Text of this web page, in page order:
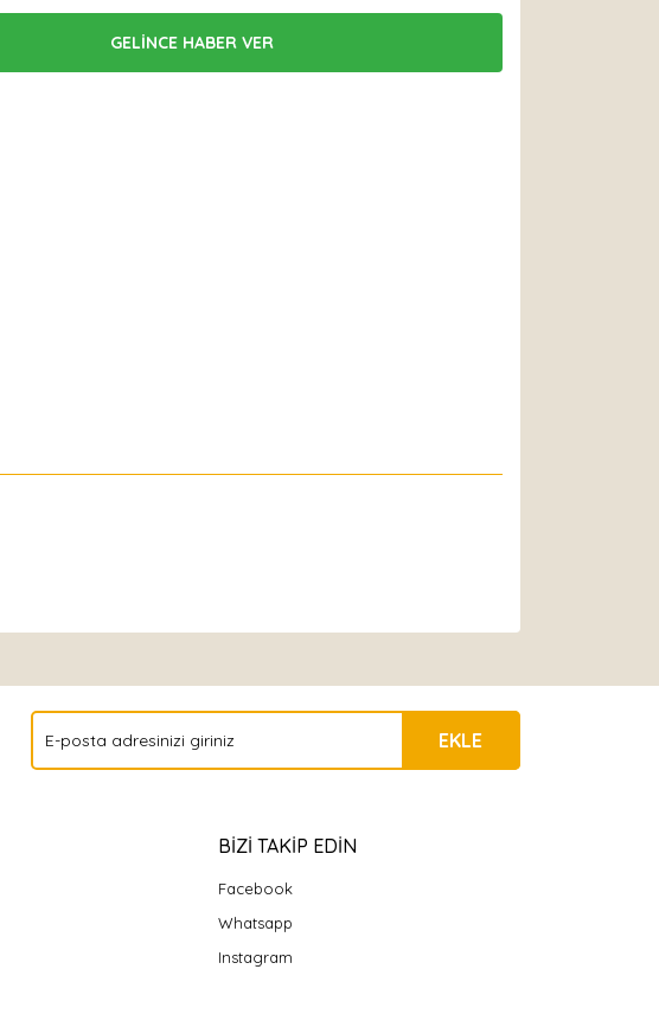
GELİNCE HABER VER
EKLE
BİZİ TAKİP EDİN
Facebook
Whatsapp
Instagram